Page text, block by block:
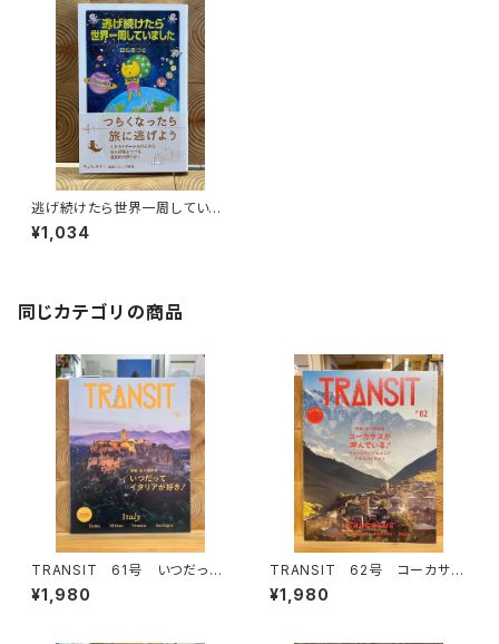
逃げ続けたら世界一周していま
した
¥1,034
同じカテゴリの商品
TRANSIT 61号 いつだって
イタリアが好き！
¥1,980
TRANSIT 62号 コーカサス
が呼んでいる！
¥1,980